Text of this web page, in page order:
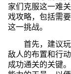
家们克服这一难
戏攻略，包括需
这一挑战。
首先，建议
敌人的布置和行
成功通关的关键